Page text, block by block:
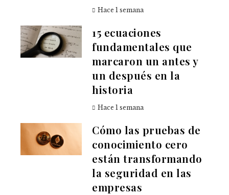
Hace 1 semana
15 ecuaciones
fundamentales que
marcaron un antes y
un después en la
historia
Hace 1 semana
Cómo las pruebas de
conocimiento cero
están transformando
la seguridad en las
empresas